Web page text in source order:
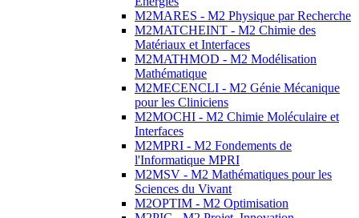
M2MARES - M2 Physique par Recherche
M2MATCHEINT - M2 Chimie des
Matériaux et Interfaces
M2MATHMOD - M2 Modélisation
Mathématique
M2MECENCLI - M2 Génie Mécanique
pour les Cliniciens
M2MOCHI - M2 Chimie Moléculaire et
Interfaces
M2MPRI - M2 Fondements de
l'Informatique MPRI
M2MSV - M2 Mathématiques pour les
Sciences du Vivant
M2OPTIM - M2 Optimisation